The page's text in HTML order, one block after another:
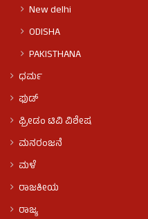
New delhi
ODISHA
PAKISTHANA
ಧರ್ಮ
ಫುಡ್​​
ಫ್ರೀಡಂ ಟಿವಿ ವಿಶೇಷ
ಮನರಂಜನೆ
ಮಳೆ
ರಾಜಕೀಯ
ರಾಜ್ಯ